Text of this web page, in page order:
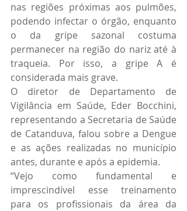
nas regiões próximas aos pulmões,
podendo infectar o órgão, enquanto
o da gripe sazonal costuma
permanecer na região do nariz até à
traqueia. Por isso, a gripe A é
considerada mais grave.
O diretor de Departamento de
Vigilância em Saúde, Eder Bocchini,
representando a Secretaria de Saúde
de Catanduva, falou sobre a Dengue
e as ações realizadas no município
antes, durante e após a epidemia.
“Vejo como fundamental e
imprescindível esse treinamento
para os profissionais da área da